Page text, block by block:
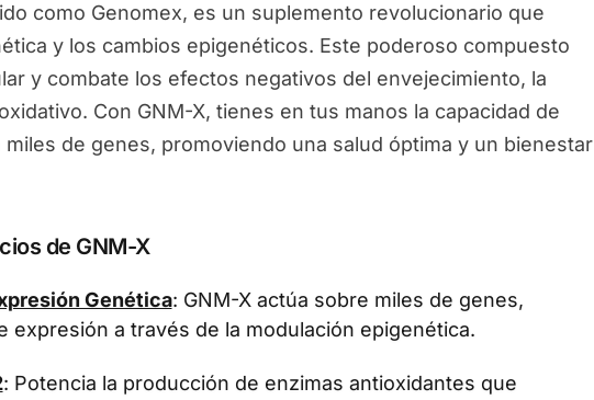
como Genomex, es un suplemento revolucionario que
y los cambios epigenéticos. Este poderoso compuesto
y combate los efectos negativos del envejecimiento, la
Con GNM-X, tienes en tus manos la capacidad de
de genes, promoviendo una salud óptima y un bienestar
de GNM-X
Genética: GNM-X actúa sobre miles de genes,
expresión a través de la modulación epigenética.
: Potencia la producción de enzimas antioxidantes que